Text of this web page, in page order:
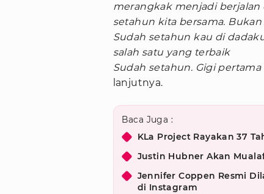
merangkak menjadi berjalan
setahun kita bersama.
Sudah setahun kau di
salah satu yang terbaik
Sudah setahun. Gigi
lanjutnya.
Baca Juga :
KLa Project Rayakan 37
Justin Hubner Akan
Jennifer Coppen Resmi
di Instagram